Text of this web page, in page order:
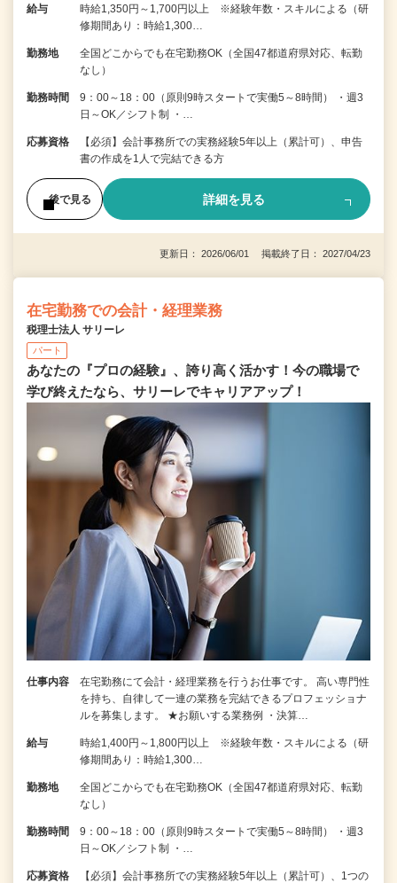
給与
時給1,350円～1,700円以上 ※経験年数・スキルによる（研
修期間あり：時給1,300…
勤務地
全国どこからでも在宅勤務OK（全国47都道府県対応、転勤
なし）
勤務時間
9：00～18：00（原則9時スタートで実働5～8時間） ・週3
日～OK／シフト制 ・…
応募資格
【必須】会計事務所での実務経験5年以上（累計可）、申告
書の作成を1人で完結できる方
後で見る 詳細を見る
更新日： 2026/06/01 掲載終了日： 2027/04/23
在宅勤務での会計・経理業務
税理士法人 サリーレ
パート
あなたの『プロの経験』、誇り高く活かす！今の職場で
学び終えたなら、サリーレでキャリアアップ！
仕事内容
在宅勤務にて会計・経理業務を行うお仕事です。 高い専門性
を持ち、自律して一連の業務を完結できるプロフェッショナ
ルを募集します。 ★お願いする業務例 ・決算…
給与
時給1,400円～1,800円以上 ※経験年数・スキルによる（研
修期間あり：時給1,300…
勤務地
全国どこからでも在宅勤務OK（全国47都道府県対応、転勤
なし）
勤務時間
9：00～18：00（原則9時スタートで実働5～8時間） ・週3
日～OK／シフト制 ・…
応募資格
【必須】会計事務所での実務経験5年以上（累計可）、1つの